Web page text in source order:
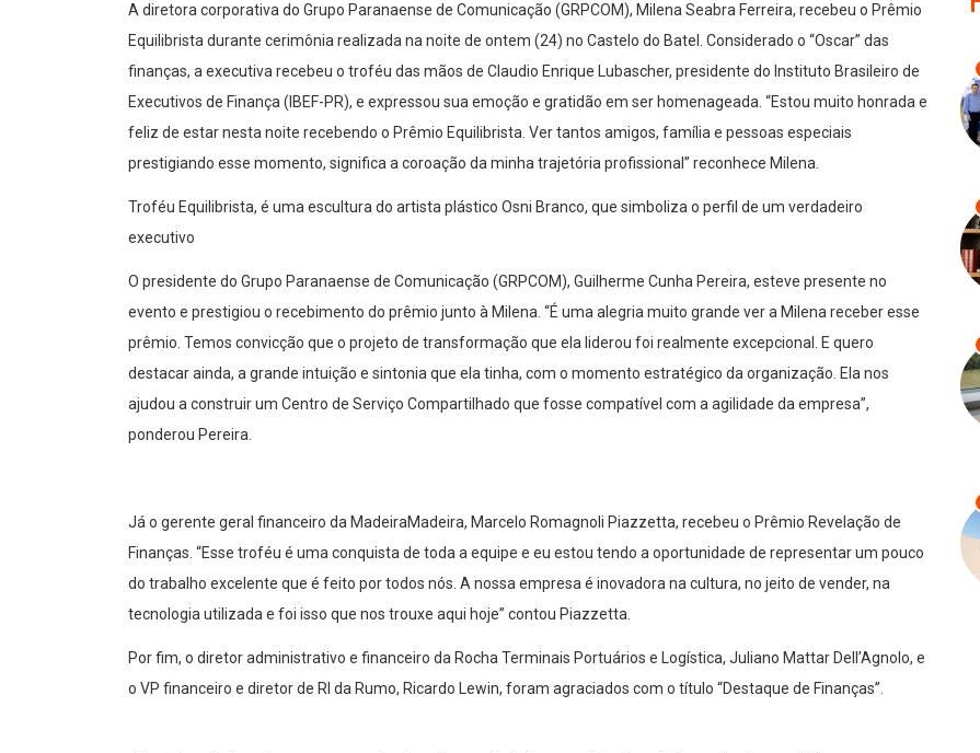
A diretora corporativa do Grupo Paranaense de Comunicação (GRPCOM), Milena Seabra Ferreira, recebeu o Prêmio
Equilibrista durante cerimônia realizada na noite de ontem (24) no Castelo do Batel. Considerado o “Oscar” das
finanças, a executiva recebeu o troféu das mãos de Claudio Enrique Lubascher, presidente do Instituto Brasileiro de
Executivos de Finança (IBEF-PR), e expressou sua emoção e gratidão em ser homenageada. “Estou muito honrada e
feliz de estar nesta noite recebendo o Prêmio Equilibrista. Ver tantos amigos, família e pessoas especiais
prestigiando esse momento, significa a coroação da minha trajetória profissional” reconhece Milena.
Troféu Equilibrista, é uma escultura do artista plástico Osni Branco, que simboliza o perfil de um verdadeiro
executivo
O presidente do Grupo Paranaense de Comunicação (GRPCOM), Guilherme Cunha Pereira, esteve presente no
evento e prestigiou o recebimento do prêmio junto à Milena. “É uma alegria muito grande ver a Milena receber esse
prêmio. Temos convicção que o projeto de transformação que ela liderou foi realmente excepcional. E quero
destacar ainda, a grande intuição e sintonia que ela tinha, com o momento estratégico da organização. Ela nos
ajudou a construir um Centro de Serviço Compartilhado que fosse compatível com a agilidade da empresa”,
ponderou Pereira.
Já o gerente geral financeiro da MadeiraMadeira, Marcelo Romagnoli Piazzetta, recebeu o Prêmio Revelação de
Finanças. “Esse troféu é uma conquista de toda a equipe e eu estou tendo a oportunidade de representar um pouco
do trabalho excelente que é feito por todos nós. A nossa empresa é inovadora na cultura, no jeito de vender, na
tecnologia utilizada e foi isso que nos trouxe aqui hoje” contou Piazzetta.
Por fim, o diretor administrativo e financeiro da Rocha Terminais Portuários e Logística, Juliano Mattar Dell’Agnolo, e
o VP financeiro e diretor de RI da Rumo, Ricardo Lewin, foram agraciados com o título “Destaque de Finanças”.